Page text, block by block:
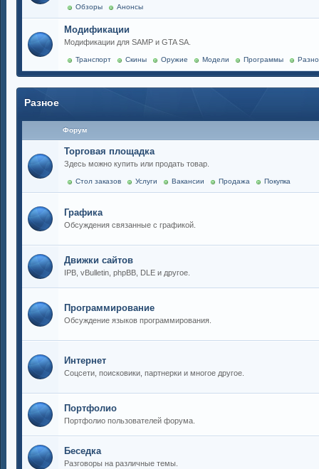
Обзоры Анонсы
Модификации
Модификации для SAMP и GTA SA.
Транспорт Скины Оружие Модели Программы
Разное
Форум
Торговая площадка
Здесь можно купить или продать товар.
Стол заказов Услуги Вакансии Продажа Покупка
Графика
Обсуждения связанные с графикой.
Движки сайтов
IPB, vBulletin, phpBB, DLE и другое.
Программирование
Обсуждение языков программирования.
Интернет
Соцсети, поисковики, партнерки и многое другое.
Портфолио
Портфолио пользователей форума.
Беседка
Разговоры на различные темы.